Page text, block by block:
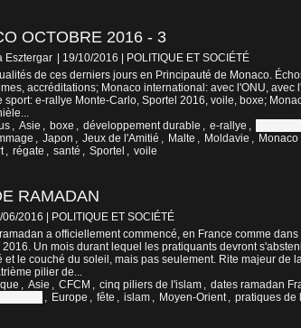
OCTOBRE 2016 - 3
Esztergar | 19/10/2016
POLITIQUE ET SOCIÉTÉ
de ces derniers jours en Principauté de Monaco.
accréditations; Monaco international: avec l'ONU, avec
sport: e-rallye Monte-Carlo, Sportel 2016, voile, boxe;
, Asie , boxe , développement durable , e-rallye ,
, Japon , Jeux de l'Amitié , Malte , Moldavie , Monaco
, régate , santé , Sportel , voile
RAMADAN
06/2016
POLITIQUE ET SOCIÉTÉ
a officiellement commencé, en France comme
2016. Un mois durant lequel les pratiquants devront
et le couché du soleil, mais pas seulement. Rite majeur de
pilier de...
, Asie , CFCM , cinq piliers de l'islam , dates ramadan
, Europe , fête , islam , Moyen-Orient , pratiques de